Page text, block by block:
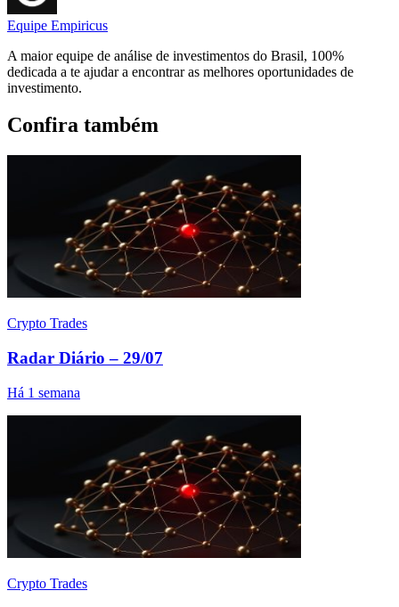
Equipe Empiricus
A maior equipe de análise de investimentos do Brasil, 100%
dedicada a te ajudar a encontrar as melhores oportunidades de
investimento.
Confira também
Crypto Trades
Radar Diário – 29/07
Há 1 semana
Crypto Trades